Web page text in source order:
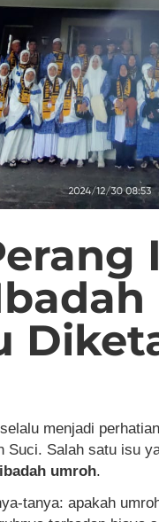
menjadi
Suci. Salah satu isu
umroh.
tanya: apakah